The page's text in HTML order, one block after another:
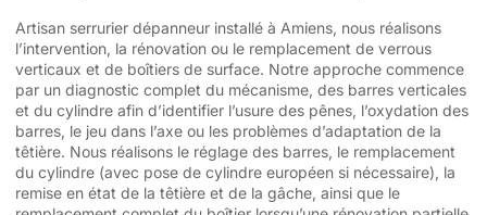
Artisan serrurier dépanneur installé à Amiens, nous réalisons
l’intervention, la rénovation ou le remplacement de verrous
verticaux et de boîtiers de surface. Notre approche commence
par un diagnostic complet du mécanisme, des barres verticales
et du cylindre afin d’identifier l’usure des pênes, l’oxydation des
barres, le jeu dans l’axe ou les problèmes d’adaptation de la
têtière. Nous réalisons le réglage des barres, le remplacement
du cylindre (avec pose de cylindre européen si nécessaire), la
remise en état de la têtière et de la gâche, ainsi que le